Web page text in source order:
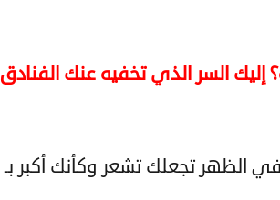
السر الذي تخفيه عنك الفنادق
تجعلك تشعر وكأنك أكبر بـ